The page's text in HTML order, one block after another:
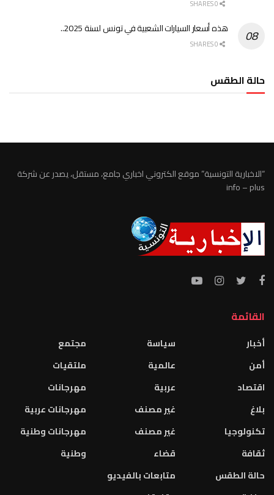
هذه أسعار السيارات الشعبية في تونس لسنة 2025..
حالة الطقس
“الاخبارية التونسية” موقع الكتروني اخباري جامع، مستقل، يصدر عن شركة
info – plus
القائمة
أخبار
أمن
اقتصاد
بلاغ
تكنولوجيا
ثقافة
حالة الطقس
سياسة
عالمية
عربية
غير مصنف
غير مصنف
قضاء
متابعات بالفيديو
مجتمع
ملتقيات
مهرجانات
مهرجانات عربية
مهرجانات وطنية
وطنية